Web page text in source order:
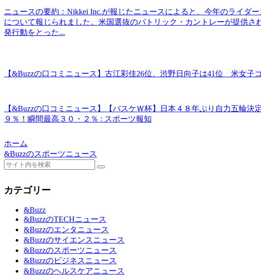
ニュースの要約：Nikkei Inc.が報じたニュースによると、今年のライダ
について報じられました。米国選抜のパトリック・カントレーが提供
発行動をとった...
【&Buzzの口コミニュース】古江彩佳26位、渋野日向子は41位 米女子
【&Buzzの口コミニュース】【バスケＷ杯】日本４８年ぶり自力五輪決
９％！瞬間最高３０・２％ : スポーツ報知
ホーム
&Buzzのスポーツニュース
カテゴリー
&Buzz
&BuzzのTECHニュース
&Buzzのエンタニュース
&Buzzのサイエンスニュース
&Buzzのスポーツニュース
&Buzzのビジネスニュース
&Buzzのヘルスケアニュース